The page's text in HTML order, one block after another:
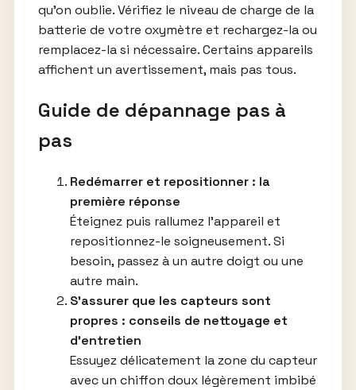
qu’on oublie. Vérifiez le niveau de charge de la
batterie de votre oxymètre et rechargez-la ou
remplacez-la si nécessaire. Certains appareils
affichent un avertissement, mais pas tous.
Guide de dépannage pas à
pas
Redémarrer et repositionner : la
première réponse
Éteignez puis rallumez l’appareil et
repositionnez-le soigneusement. Si
besoin, passez à un autre doigt ou une
autre main.
S’assurer que les capteurs sont
propres : conseils de nettoyage et
d’entretien
Essuyez délicatement la zone du capteur
avec un chiffon doux légèrement imbibé